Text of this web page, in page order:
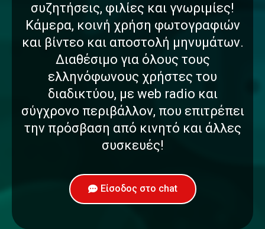
συζητήσεις, φιλίες και γνωριμίες!
Κάμερα, κοινή χρήση φωτογραφιών
και βίντεο και αποστολή μηνυμάτων.
Διαθέσιμο για όλους τους
ελληνόφωνους χρήστες του
διαδικτύου, με web radio και
σύγχρονο περιβάλλον, που επιτρέπει
την πρόσβαση από κινητό και άλλες
συσκευές!
Είσοδος στο chat